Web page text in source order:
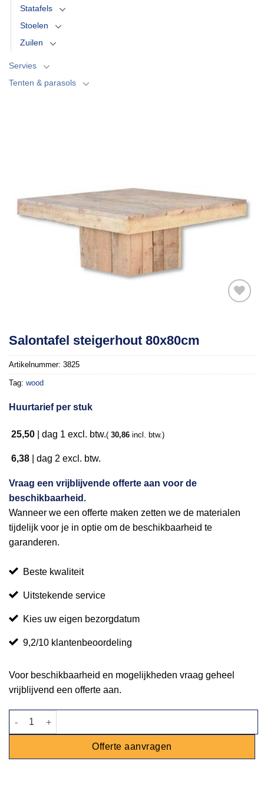
Statafels
Stoelen
Zuilen
Servies
Tenten & parasols
verlanglijst
Salontafel steigerhout 80x80cm
Artikelnummer: 3825
Tag: wood
Huurtarief per stuk
25,50 dag 1 excl. btw.( 30,86 incl. btw.)
6,38 dag 2 excl. btw.
Vraag een vrijblijvende offerte aan voor de
beschikbaarheid.
Wanneer we een offerte maken zetten we de materialen
tijdelijk voor je in optie om de beschikbaarheid te
garanderen.
Beste kwaliteit
Uitstekende service
Kies uw eigen bezorgdatum
9,2/10 klantenbeoordeling
Voor beschikbaarheid en mogelijkheden vraag geheel
vrijblijvend een offerte aan.
Salontafel steigerhout 80x80cm aantal
Offerte aanvragen